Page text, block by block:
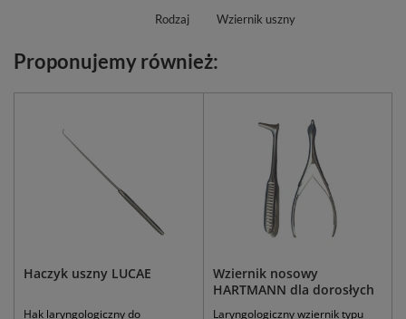
Rodzaj Wziernik uszny
Proponujemy również:
Haczyk uszny LUCAE
Hak laryngologiczny do
Wziernik nosowy
HARTMANN dla dorosłych
Laryngologiczny wziernik typu